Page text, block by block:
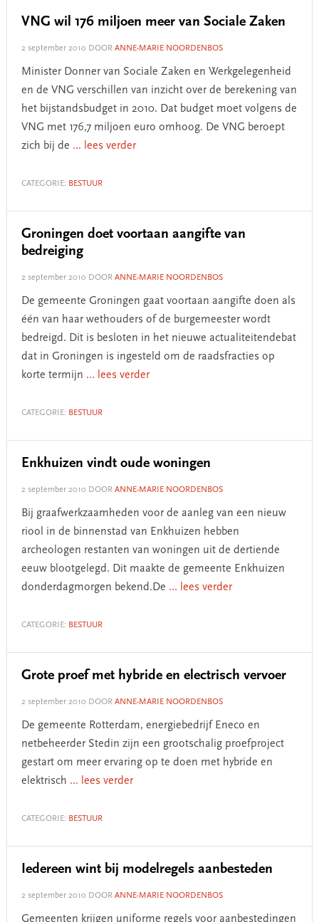
VNG wil 176 miljoen meer van Sociale Zaken
2 september 2010 DOOR ANNE-MARIE NOORDENBOS
Minister Donner van Sociale Zaken en Werkgelegenheid
en de VNG verschillen van inzicht over de berekening van
het bijstandsbudget in 2010. Dat budget moet volgens de
VNG met 176,7 miljoen euro omhoog. De VNG beroept
zich bij de ... lees verder
CATEGORIE: BESTUUR
Groningen doet voortaan aangifte van
bedreiging
2 september 2010 DOOR ANNE-MARIE NOORDENBOS
De gemeente Groningen gaat voortaan aangifte doen als
één van haar wethouders of de burgemeester wordt
bedreigd. Dit is besloten in het nieuwe actualiteitendebat
dat in Groningen is ingesteld om de raadsfracties op
korte termijn ... lees verder
CATEGORIE: BESTUUR
Enkhuizen vindt oude woningen
2 september 2010 DOOR ANNE-MARIE NOORDENBOS
Bij graafwerkzaamheden voor de aanleg van een nieuw
riool in de binnenstad van Enkhuizen hebben
archeologen restanten van woningen uit de dertiende
eeuw blootgelegd. Dit maakte de gemeente Enkhuizen
donderdagmorgen bekend.De ... lees verder
CATEGORIE: BESTUUR
Grote proef met hybride en electrisch vervoer
2 september 2010 DOOR ANNE-MARIE NOORDENBOS
De gemeente Rotterdam, energiebedrijf Eneco en
netbeheerder Stedin zijn een grootschalig proefproject
gestart om meer ervaring op te doen met hybride en
elektrisch ... lees verder
CATEGORIE: BESTUUR
Iedereen wint bij modelregels aanbesteden
2 september 2010 DOOR ANNE-MARIE NOORDENBOS
Gemeenten krijgen uniforme regels voor aanbestedingen